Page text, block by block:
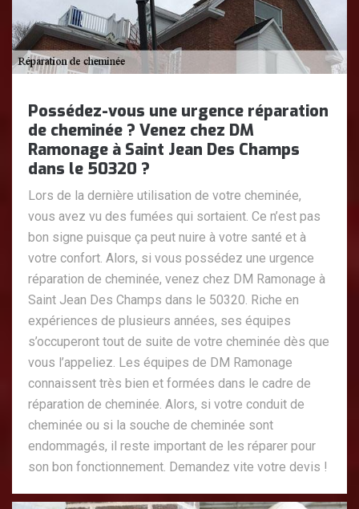
Possédez-vous une urgence réparation
de cheminée ? Venez chez DM
Ramonage à Saint Jean Des Champs
dans le 50320 ?
Lors de la dernière utilisation de votre cheminée,
vous avez vu des fumées qui sortaient. Ce n’est pas
bon signe puisque ça peut nuire à votre santé et à
votre confort. Alors, si vous possédez une urgence
réparation de cheminée, venez chez DM Ramonage à
Saint Jean Des Champs dans le 50320. Riche en
expériences de plusieurs années, ses équipes
s’occuperont tout de suite de votre cheminée dès que
vous l’appeliez. Les équipes de DM Ramonage
connaissent très bien et formées dans le cadre de
réparation de cheminée. Alors, si votre conduit de
cheminée ou si la souche de cheminée sont
endommagés, il reste important de les réparer pour
son bon fonctionnement. Demandez vite votre devis !